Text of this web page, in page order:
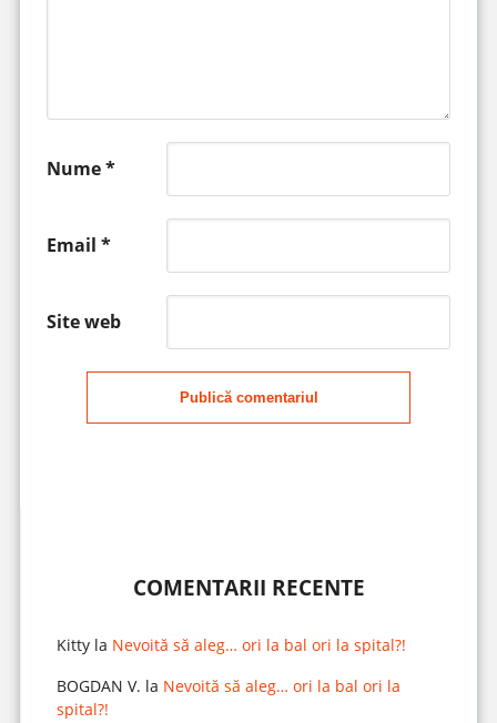
Nume*
Email *
Site web
Publică comentariul
COMENTARII RECENTE
Kittyla Nevoită să aleg… ori la bal ori la spital?!
BOGDAN V. la Nevoită să aleg… ori la bal ori la
spital?!